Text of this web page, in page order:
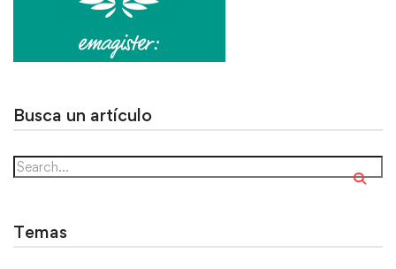
Busca un artículo
Temas